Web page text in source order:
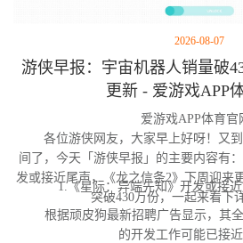
2026-08-07
游侠早报：宇宙机器人销量破
更新 - 爱游戏APP
爱游戏APP体育官
各位游侠网友，大家早上好呀！又到
间了，今天「游侠早报」的主要内容有
发或接近尾声，《龙之信条2》下周迎来
突破430万份，一起来看下
1.《星际：异端先知》开发或接近
根据顽皮狗最新招聘广告显示，其全
的开发工作可能已接近